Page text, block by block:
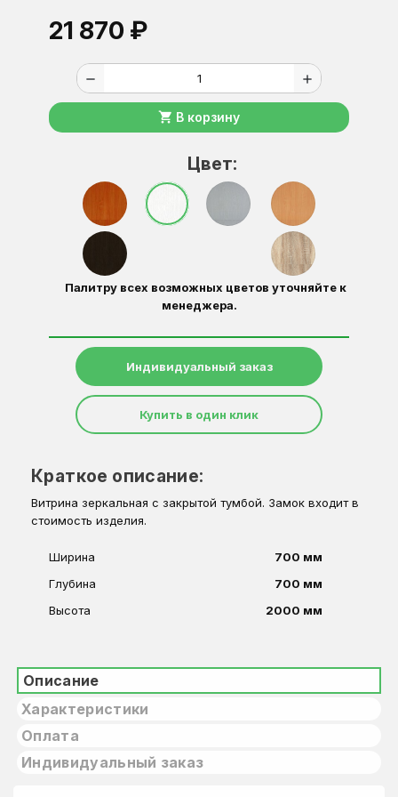
21 870 ₽
remove add
shopping_cart В корзину
Цвет:
Палитру всех возможных цветов уточняйте к
менеджера.
Индивидуальный заказ
Купить в один клик
Краткое описание:
Витрина зеркальная с закрытой тумбой. Замок входит в
стоимость изделия.
Ширина
700 мм
Глубина
700 мм
Высота
2000 мм
Описание
Характеристики
Оплата
Индивидуальный заказ